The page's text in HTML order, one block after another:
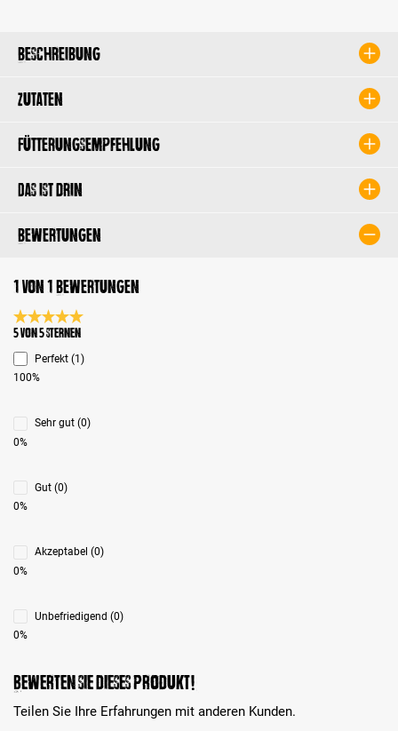
Beschreibung
Zutaten
Fütterungsempfehlung
Das ist drin
Bewertungen
1 von 1 Bewertungen
Durchschnittliche Bewertung 5 von 5 Sternen
5 von 5 Sternen
Perfekt (1)
100%
Sehr gut (0)
0%
Gut (0)
0%
Akzeptabel (0)
0%
Unbefriedigend (0)
0%
Bewerten Sie dieses Produkt!
Teilen Sie Ihre Erfahrungen mit anderen Kunden.